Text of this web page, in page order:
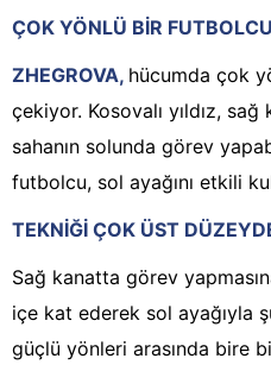
ÇOK YÖNLÜ BİR FUTBOLCU
ZHEGROVA, hücumda çok
çekiyor. Kosovalı yıldız,
sahanın solunda görev
futbolcu, sol ayağını etkili
TEKNİĞİ ÇOK ÜST
Sağ kanatta görev
içe kat ederek sol ayağıyla
güçlü yönleri arasında bire